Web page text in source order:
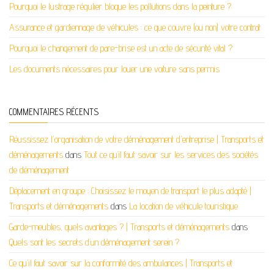
Pourquoi le lustrage régulier bloque les pollutions dans la peinture ?
Assurance et gardiennage de véhicules : ce que couvre (ou non) votre contrat
Pourquoi le changement de pare-brise est un acte de sécurité vital ?
Les documents nécessaires pour louer une voiture sans permis
COMMENTAIRES RÉCENTS
Réussissez l'organisation de votre déménagement d'entreprise | Transports et
déménagements dans Tout ce qu’il faut savoir sur les services des sociétés
de déménagement
Déplacement en groupe : Choisissez le moyen de transport le plus adapté |
Transports et déménagements dans La location de véhicule touristique
Garde-meubles, quels avantages ? | Transports et déménagements dans
Quels sont les secrets d’un déménagement serein ?
Ce qu'il faut savoir sur la conformité des ambulances | Transports et